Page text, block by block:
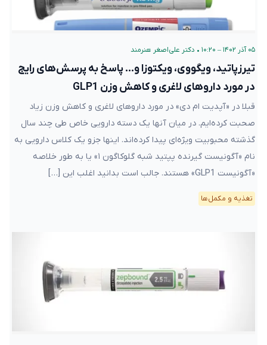
۰۵ آذر ۱۴۰۲ – ۱۰:۲۰ • دکتر علی‌اصغر هنرمند
تیرزپاتید، ویگووی، ویکتوزا و… پاسخ به پرسش‌های رایج
در مورد داروهای لاغری و کاهش وزن GLP1
قبلا در «آپدیت ام دی» در مورد داروهای لاغری و کاهش وزن زیاد
صحبت کرده‌ایم. در میان آنها یک دسته دارویی خاص طی چند سال
گذشته محبوبیت ویژه‌ای پیدا کرده‌اند. اینها جزو یک کلاس دارویی به
نام «آگونیست گیرنده پپتید شبه گلوکاگون ۱» یا به طور خلاصه
«آگونیست GLP1» هستند. جالب است بدانید اغلب این […]
تغذیه و مکمل‌ها